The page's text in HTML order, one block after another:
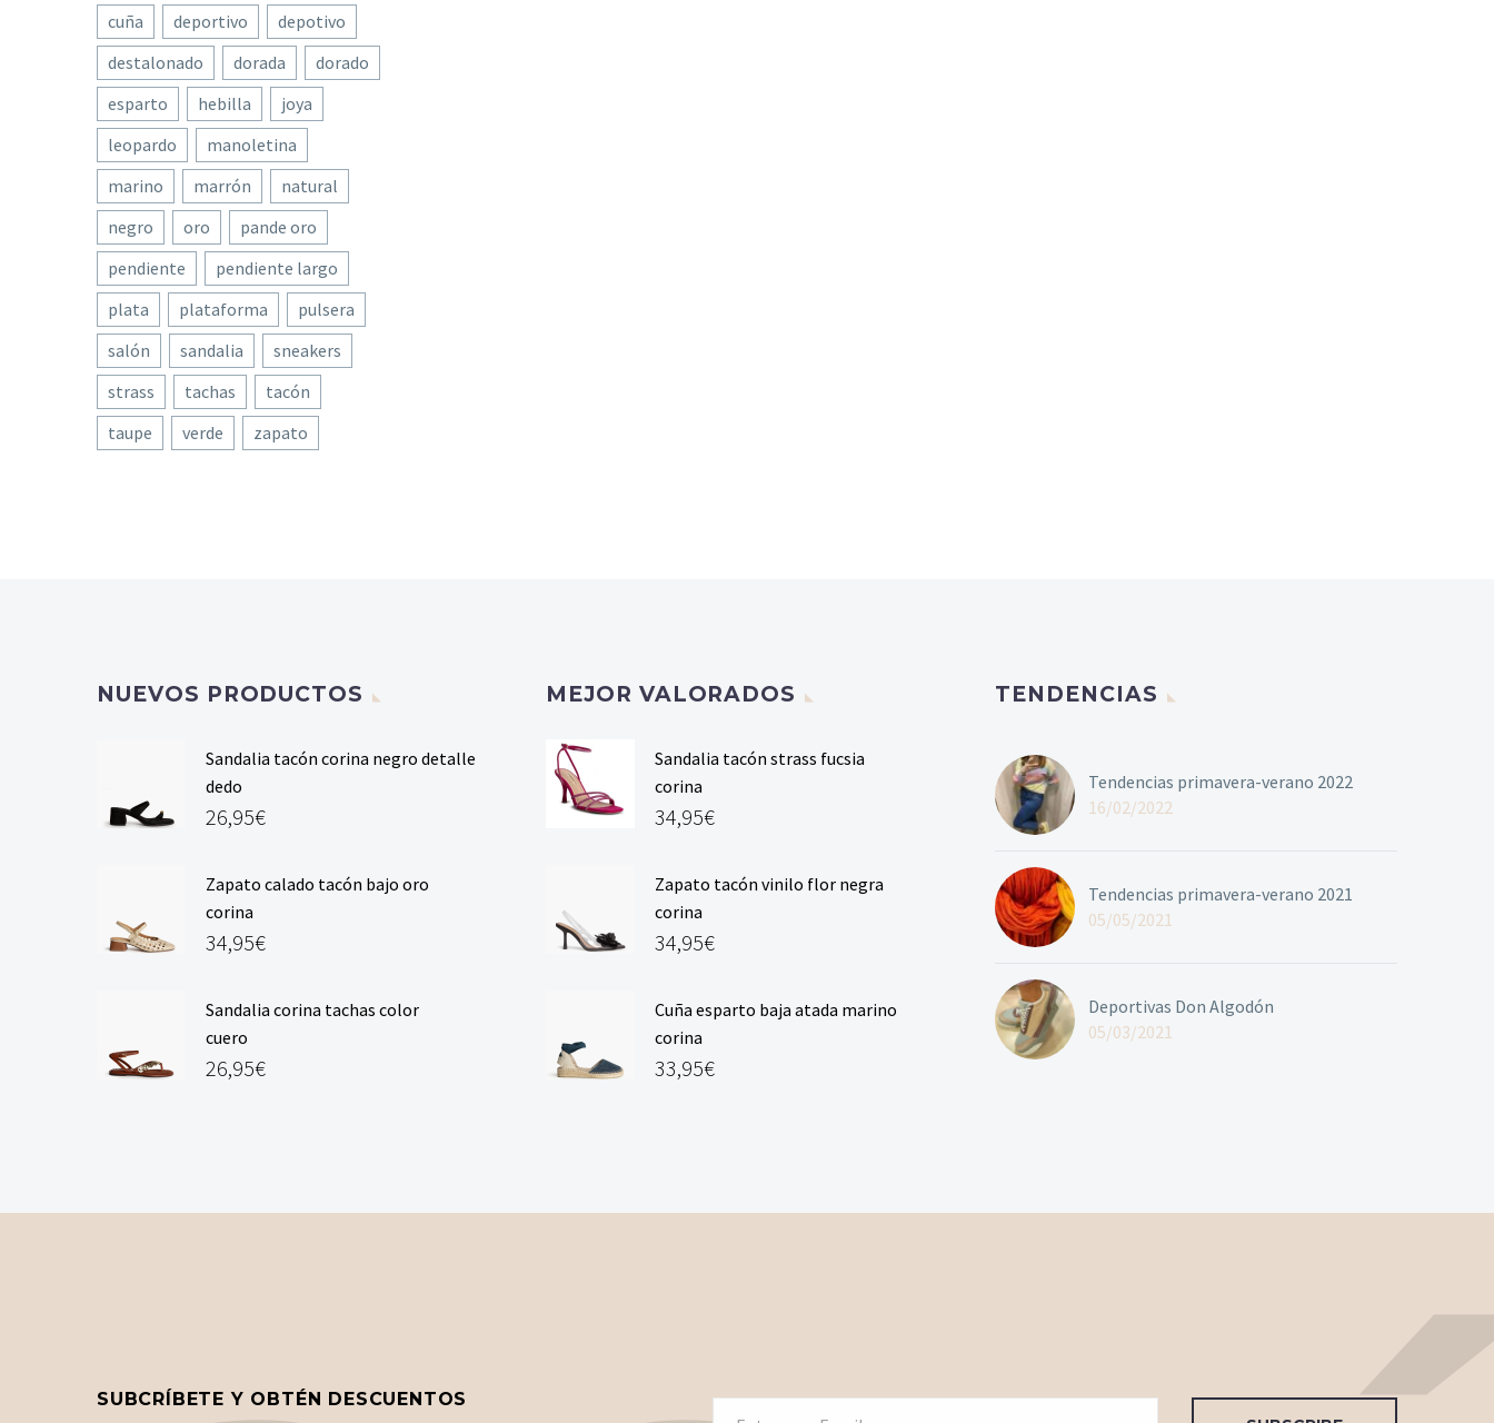
cuña
deportivo
depotivo
destalonado
dorada
dorado
esparto
hebilla
joya
leopardo
manoletina
marino
marrón
natural
negro
oro
pande oro
pendiente
pendiente largo
plata
plataforma
pulsera
salón
sandalia
sneakers
strass
tachas
tacón
taupe
verde zapato
NUEVOS PRODUCTOS
Sandalia tacón corina negro detalle
dedo
26,95€
Zapato calado tacón bajo oro
corina
34,95€
Sandalia corina tachas color
cuero
26,95€
MEJOR VALORADOS
Sandalia tacón strass fucsia
corina
34,95€
Zapato tacón vinilo flor negra
corina
34,95€
Cuña esparto baja atada marino
corina
33,95€
TENDENCIAS
Tendencias primavera-verano 2022
16/02/2022
Tendencias primavera-verano 2021
05/05/2021
Deportivas Don Algodón
05/03/2021
SUBCRÍBETE Y OBTÉN DESCUENTOS